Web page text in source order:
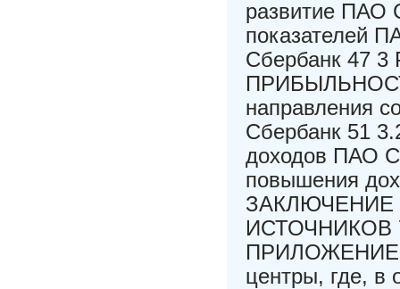
развитие ПАО
показателей
Сбербанк
направления
Сбербанк 51
доходов ПАО
повышения
ИСТОЧНИКОВ
ПРИЛОЖЕНИЕ
центры, где, в